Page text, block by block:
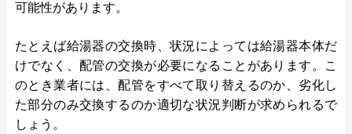
可能性があります。
たとえば給湯器の交換時、状況によっては給湯器本体だ
けでなく、配管の交換が必要になることがあります。こ
のとき業者には、配管をすべて取り替えるのか、劣化し
た部分のみ交換するのか適切な状況判断が求められるで
しょう。